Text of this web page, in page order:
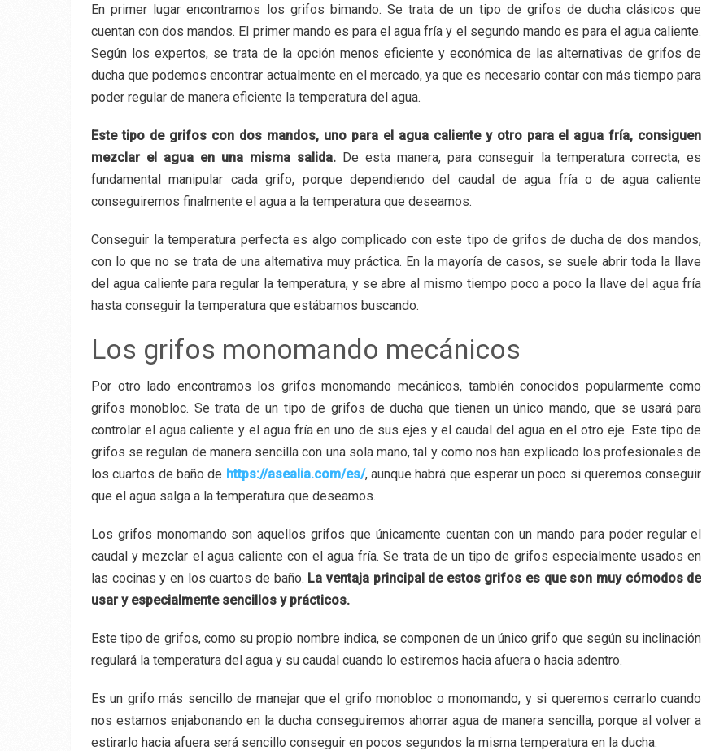
En primer lugar encontramos los grifos bimando. Se trata de un tipo de grifos de ducha clásicos que
cuentan con dos mandos. El primer mando es para el agua fría y el segundo mando es para el agua caliente.
Según los expertos, se trata de la opción menos eficiente y económica de las alternativas de grifos de
ducha que podemos encontrar actualmente en el mercado, ya que es necesario contar con más tiempo para
poder regular de manera eficiente la temperatura del agua.
Este tipo de grifos con dos mandos, uno para el agua caliente y otro para el agua fría, consiguen
mezclar el agua en una misma salida.De esta manera, para conseguir la temperatura correcta, es
fundamental manipular cada grifo, porque dependiendo del caudal de agua fría o de agua caliente
conseguiremos finalmente el agua a la temperatura que deseamos.
Conseguir la temperatura perfecta es algo complicado con este tipo de grifos de ducha de dos mandos,
con lo que no se trata de una alternativa muy práctica. En la mayoría de casos, se suele abrir toda la llave
del agua caliente para regular la temperatura, y se abre al mismo tiempo poco a poco la llave del agua fría
hasta conseguir la temperatura que estábamos buscando.
Los grifos monomando mecánicos
Por otro lado encontramos los grifos monomando mecánicos, también conocidos popularmente como
grifos monobloc. Se trata de un tipo de grifos de ducha que tienen un único mando, que se usará para
controlar el agua caliente y el agua fría en uno de sus ejes y el caudal del agua en el otro eje. Este tipo de
grifos se regulan de manera sencilla con una sola mano, tal y como nos han explicado los profesionales de
los cuartos de baño de https://asealia.com/es/, aunque habrá que esperar un poco si queremos conseguir
que el agua salga a la temperatura que deseamos.
Los grifos monomando son aquellos grifos que únicamente cuentan con un mando para poder regular el
caudal y mezclar el agua caliente con el agua fría. Se trata de un tipo de grifos especialmente usados en
las cocinas y en los cuartos de baño. La ventaja principal de estos grifos es que son muy cómodos de
usar y especialmente sencillos y prácticos.
Este tipo de grifos, como su propio nombre indica, se componen de un único grifo que según su inclinación
regulará la temperatura del agua y su caudal cuando lo estiremos hacia afuera o hacia adentro.
Es un grifo más sencillo de manejar que el grifo monobloc o monomando, y si queremos cerrarlo cuando
nos estamos enjabonando en la ducha conseguiremos ahorrar agua de manera sencilla, porque al volver a
estirarlo hacia afuera será sencillo conseguir en pocos segundos la misma temperatura en la ducha.